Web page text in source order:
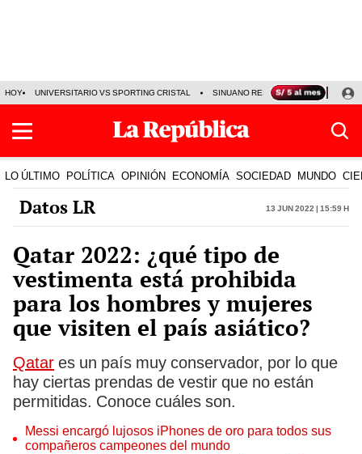
HOY UNIVERSITARIO VS SPORTING CRISTAL SINUANO RESULTADOS HOY
LO ÚLTIMO POLÍTICA OPINIÓN ECONOMÍA SOCIEDAD MUNDO
Datos LR 13 Jun 2022 | 15:59 h
Qatar 2022: ¿qué tipo de
vestimenta está prohibida
para los hombres y mujeres
que visiten el país asiático?
Qatar es un país muy conservador, por lo que
hay ciertas prendas de vestir que no están
permitidas. Conoce cuáles son.
Messi encargó lujosos iPhones de oro para todos sus
compañeros campeones del mundo